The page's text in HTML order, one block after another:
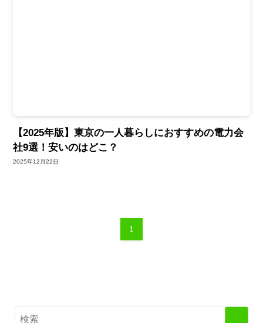
【2025年版】東京の一人暮らしにおすすめの電力会
社9選！安いのはどこ？
2025年12月22日
1